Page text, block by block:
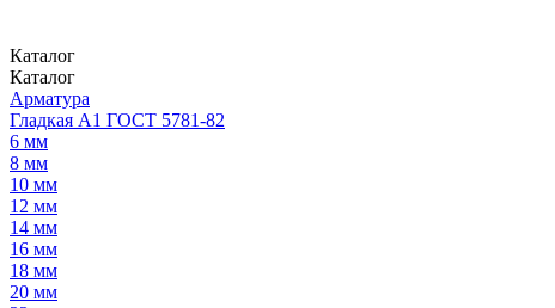
Каталог
Каталог
Арматура
Гладкая А1 ГОСТ 5781-82
6 мм
8 мм
10 мм
12 мм
14 мм
16 мм
18 мм
20 мм